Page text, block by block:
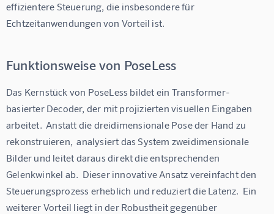
effizientere Steuerung, die insbesondere für
Echtzeitanwendungen von Vorteil ist.
Funktionsweise von PoseLess
Das Kernstück von PoseLess bildet ein Transformer-
basierter Decoder, der mit projizierten visuellen Eingaben
arbeitet.  Anstatt die dreidimensionale Pose der Hand zu
rekonstruieren,  analysiert das System zweidimensionale
Bilder und leitet daraus direkt die entsprechenden
Gelenkwinkel ab.  Dieser innovative Ansatz vereinfacht den
Steuerungsprozess erheblich und reduziert die Latenz.  Ein
weiterer Vorteil liegt in der Robustheit gegenüber